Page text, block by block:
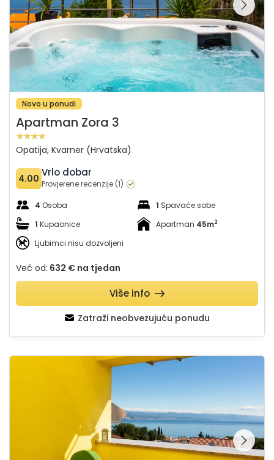
galeriju na
Novo u ponudi
Apartman Zora 3
Opatija, Kvarner (Hrvatska)
4.00 Vrlo dobar
Provjerene recenzije (1)
4 Osoba 1 Spavaće sobe
1 Kupaonice Apartman 45m2
Ljubimci nisu dozvoljeni
Već od: 632 € na tjedan
Zatraži neobvezujuću ponudu
Više info
Pregledajte cijelu
galeriju na